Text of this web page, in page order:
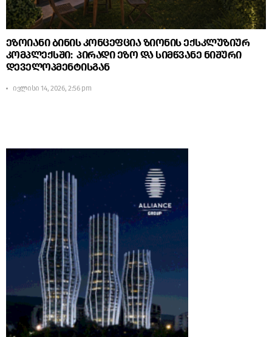
ეზოიანი ბინის კონცეფცია ზიონის ექსკლუზიურ
კომპლექსში: პირადი ეზო და სიმწვანე ნიშური
დეველოპმენტისგან
ივლისი 14, 2026, 2:56 pm